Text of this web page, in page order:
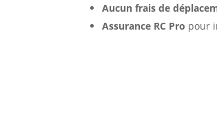
Aucun frais de
Assurance RC Pro pour